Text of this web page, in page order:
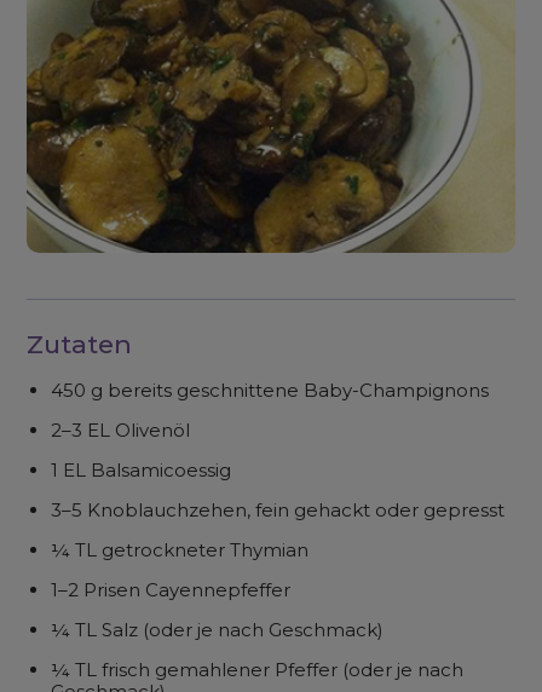
Zutaten
450 g bereits geschnittene Baby-Champignons
2–3 EL Olivenöl
1 EL Balsamicoessig
3–5 Knoblauchzehen, fein gehackt oder gepresst
¼ TL getrockneter Thymian
1–2 Prisen Cayennepfeffer
¼ TL Salz (oder je nach Geschmack)
¼ TL frisch gemahlener Pfeffer (oder je nach